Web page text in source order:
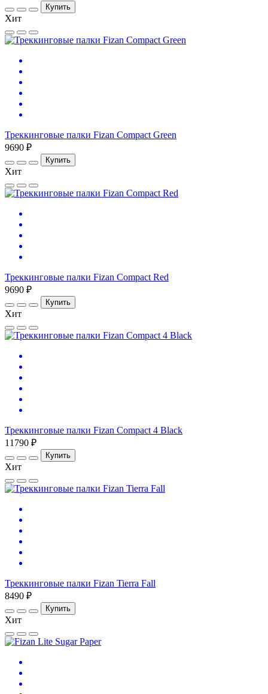
Купить
Хит
Треккинговые палки Fizan Compact Green
9690 ₽
Купить
Хит
Треккинговые палки Fizan Compact Red
9690 ₽
Купить
Хит
Треккинговые палки Fizan Compact 4 Black
11790 ₽
Купить
Хит
Треккинговые палки Fizan Tierra Fall
8490 ₽
Купить
Хит